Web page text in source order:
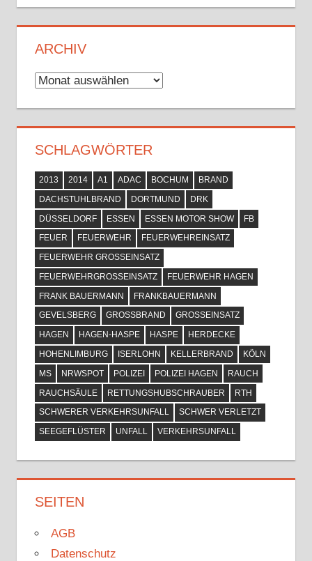
ARCHIV
Archiv
SCHLAGWÖRTER
2013 2014 A1 ADAC BOCHUM
BRAND
DACHSTUHLBRAND
DORTMUND
DRK
DÜSSELDORF
ESSEN ESSEN MOTOR SHOW
FB
FEUER
FEUERWEHR
FEUERWEHREINSATZ
FEUERWEHR GROSSEINSATZ
FEUERWEHRGROSSEINSATZ
FEUERWEHR HAGEN
FRANK BAUERMANN
FRANKBAUERMANN
GEVELSBERG
GROSSBRAND
GROSSEINSATZ
HAGEN
HAGEN-HASPE HASPE
HERDECKE
HOHENLIMBURG
ISERLOHN KELLERBRAND
KÖLN
MS
NRWSPOT POLIZEI POLIZEI HAGEN
RAUCH
RAUCHSÄULE
RETTUNGSHUBSCHRAUBER
RTH
SCHWERER VERKEHRSUNFALL
SCHWER VERLETZT
SEEGEFLÜSTER
UNFALL VERKEHRSUNFALL
SEITEN
AGB
Datenschutz